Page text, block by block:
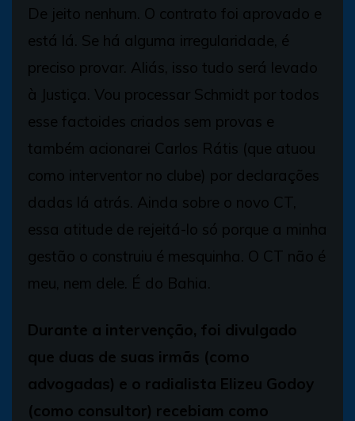
De jeito nenhum. O contrato foi aprovado e
está lá. Se há alguma irregularidade, é
preciso provar. Aliás, isso tudo será levado
à Justiça. Vou processar Schmidt por todos
esse factoides criados sem provas e
também acionarei Carlos Rátis (que atuou
como interventor no clube) por declarações
dadas lá atrás. Ainda sobre o novo CT,
essa atitude de rejeitá-lo só porque a minha
gestão o construiu é mesquinha. O CT não é
meu, nem dele. É do Bahia.
Durante a intervenção, foi divulgado
que duas de suas irmãs (como
advogadas) e o radialista Elizeu Godoy
(como consultor) recebiam como